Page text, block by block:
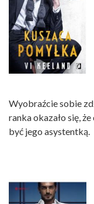
Wyobraźcie sobie
ranka okazało się,
być jego asystentką.